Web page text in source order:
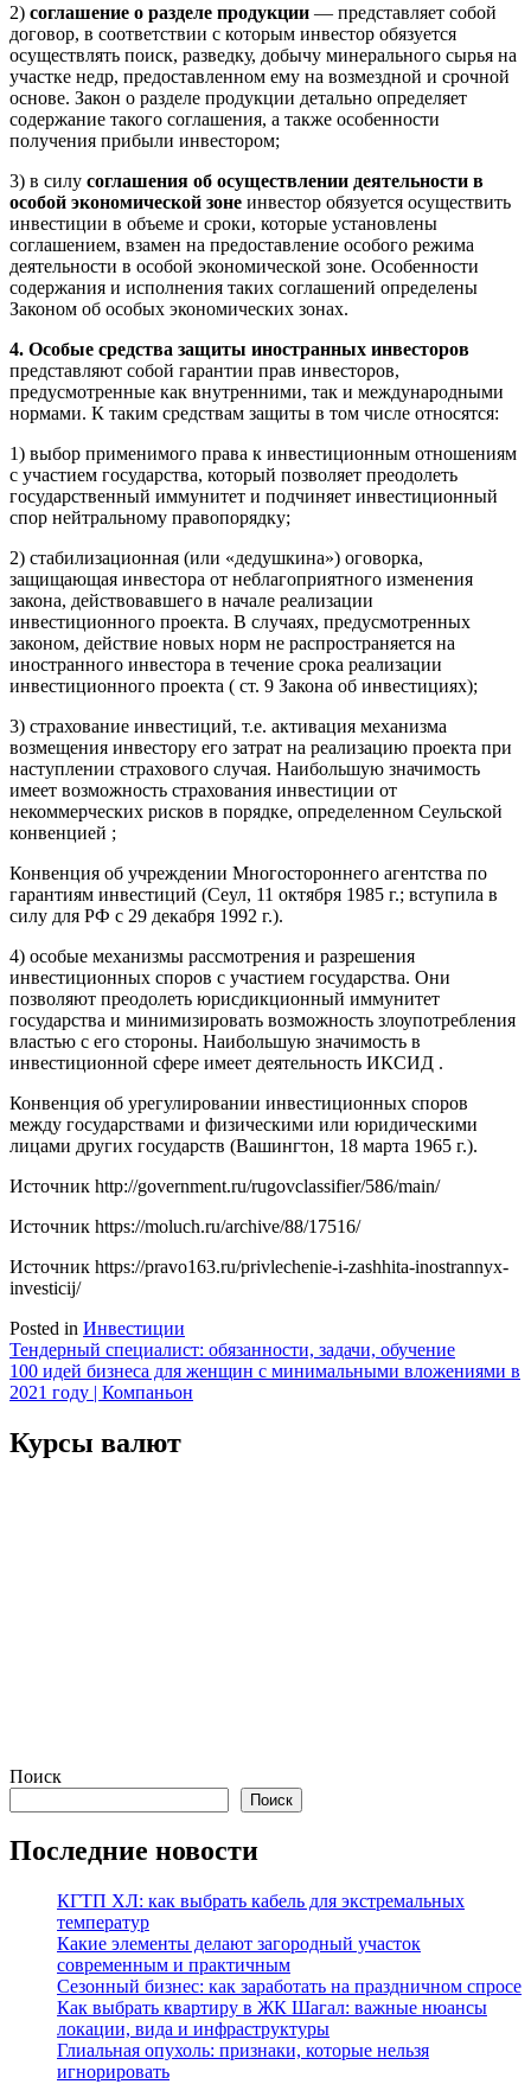
2) соглашение о разделе продукции — представляет собой
договор, в соответствии с которым инвестор обязуется
осуществлять поиск, разведку, добычу минерального сырья на
участке недр, предоставленном ему на возмездной и срочной
основе. Закон о разделе продукции детально определяет
содержание такого соглашения, а также особенности
получения прибыли инвестором;
3) в силу соглашения об осуществлении деятельности в
особой экономической зоне инвестор обязуется осуществить
инвестиции в объеме и сроки, которые установлены
соглашением, взамен на предоставление особого режима
деятельности в особой экономической зоне. Особенности
содержания и исполнения таких соглашений определены
Законом об особых экономических зонах.
4. Особые средства защиты иностранных инвесторов
представляют собой гарантии прав инвесторов,
предусмотренные как внутренними, так и международными
нормами. К таким средствам защиты в том числе относятся:
1) выбор применимого права к инвестиционным отношениям
с участием государства, который позволяет преодолеть
государственный иммунитет и подчиняет инвестиционный
спор нейтральному правопорядку;
2) стабилизационная (или «дедушкина») оговорка,
защищающая инвестора от неблагоприятного изменения
закона, действовавшего в начале реализации
инвестиционного проекта. В случаях, предусмотренных
законом, действие новых норм не распространяется на
иностранного инвестора в течение срока реализации
инвестиционного проекта ( ст. 9 Закона об инвестициях);
3) страхование инвестиций, т.е. активация механизма
возмещения инвестору его затрат на реализацию проекта при
наступлении страхового случая. Наибольшую значимость
имеет возможность страхования инвестиции от
некоммерческих рисков в порядке, определенном Сеульской
конвенцией ;
Конвенция об учреждении Многостороннего агентства по
гарантиям инвестиций (Сеул, 11 октября 1985 г.; вступила в
силу для РФ с 29 декабря 1992 г.).
4) особые механизмы рассмотрения и разрешения
инвестиционных споров с участием государства. Они
позволяют преодолеть юрисдикционный иммунитет
государства и минимизировать возможность злоупотребления
властью с его стороны. Наибольшую значимость в
инвестиционной сфере имеет деятельность ИКСИД .
Конвенция об урегулировании инвестиционных споров
между государствами и физическими или юридическими
лицами других государств (Вашингтон, 18 марта 1965 г.).
Источник http://government.ru/rugovclassifier/586/main/
Источник https://moluch.ru/archive/88/17516/
Источник https://pravo163.ru/privlechenie-i-zashhita-inostrannyx-
investicij/
Posted in Инвестиции
Навигация
по
Тендерный специалист: обязанности, задачи, обучение
100 идей бизнеса для женщин с минимальными вложениями в
2021 году | Компаньон
Курсы валют
Поиск
Поиск
Последние новости
КГТП ХЛ: как выбрать кабель для экстремальных
температур
Какие элементы делают загородный участок
современным и практичным
Сезонный бизнес: как заработать на праздничном спросе
Как выбрать квартиру в ЖК Шагал: важные нюансы
локации, вида и инфраструктуры
Глиальная опухоль: признаки, которые нельзя
игнорировать